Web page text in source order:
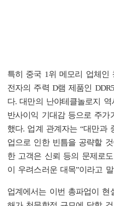
특히 중국 1위 메모리 업체인
전자의 주력 D램 제품인
다. 대만의 난야테클놀로지
반사이익 기대감 등으로 주가
했다. 업계 관계자는 “대만과
업으로 인한 빈틈을 공략할
한 고객은 신뢰 등의 문제로
이 우려스러운 대목”이라고
업계에서는 이번 총파업이 현